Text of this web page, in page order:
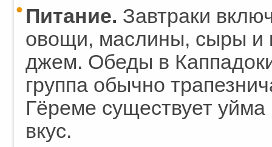
Питание. Завтраки
овощи, маслины, сыры и
джем. Обеды в
группа обычно
Гёреме существует
вкус.